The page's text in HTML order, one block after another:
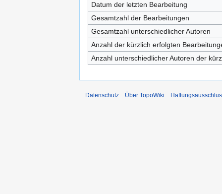
Datum der letzten Bearbeitung
Gesamtzahl der Bearbeitungen
Gesamtzahl unterschiedlicher Autoren
Anzahl der kürzlich erfolgten
Anzahl unterschiedlicher Autoren der
Datenschutz Über TopoWiki